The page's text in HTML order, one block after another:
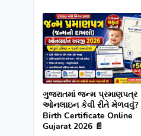
ગુજરાતમાં જન્મ પ્રમાણપત્ર
ઓનલાઇન કેવી રીતે મેળવવું?
Birth Certificate Online
Gujarat 2026 📄